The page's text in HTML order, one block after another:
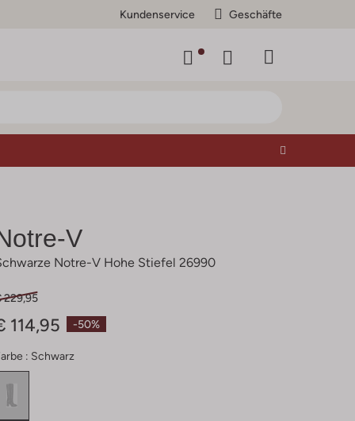
Kundenservice Geschäfte
V
Notre-V Hohe Stiefel 26990
-50%
229,95
114,95
: Schwarz